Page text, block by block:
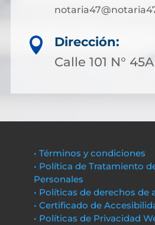

Dirección:
Calle 101 N°
• Términos y condiciones
• Política de Tratamiento
Personales
• Políticas de derechos de
• Certificado de
• Políticas de Privacidad